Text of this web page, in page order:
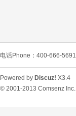
L
电话Phone：400-666-5691
Powered by Discuz! X3.4
© 2001-2013 Comsenz Inc.